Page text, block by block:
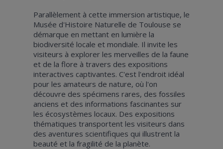
Parallèlement à cette immersion artistique, le
Musée d'Histoire Naturelle de Toulouse se
démarque en mettant en lumière la
biodiversité locale et mondiale. Il invite les
visiteurs à explorer les merveilles de la faune
et de la flore à travers des expositions
interactives captivantes. C'est l'endroit idéal
pour les amateurs de nature, où l'on
découvre des spécimens rares, des fossiles
anciens et des informations fascinantes sur
les écosystèmes locaux. Des expositions
thématiques transportent les visiteurs dans
des aventures scientifiques qui illustrent la
beauté et la fragilité de la planète.